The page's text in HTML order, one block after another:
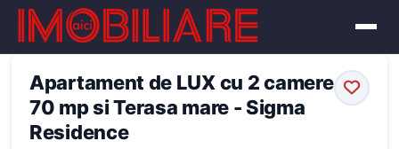
← Înapoi la oferte
Apartament de LUX cu 2 camere
70 mp si Terasa mare - Sigma
Residence